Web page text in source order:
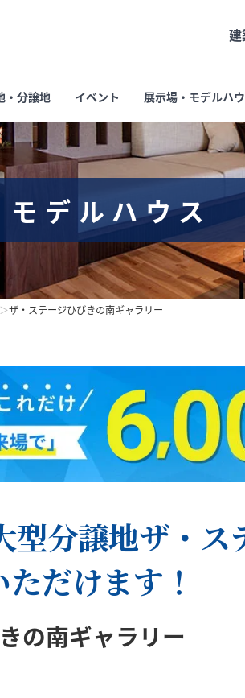
建
会
・分譲地 イベント 展示場・モデルハ
モデルハウス
＞ザ・ステージひびきの南ギャラリー
型分譲地ザ・
だけます！
の南ギャラリー